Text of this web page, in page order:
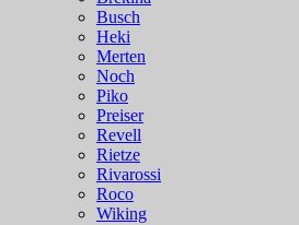
Busch
Heki
Merten
Noch
Piko
Preiser
Revell
Rietze
Rivarossi
Roco
Wiking